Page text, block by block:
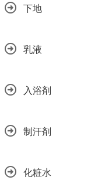
下地
乳液
入浴剤
制汗剤
化粧水